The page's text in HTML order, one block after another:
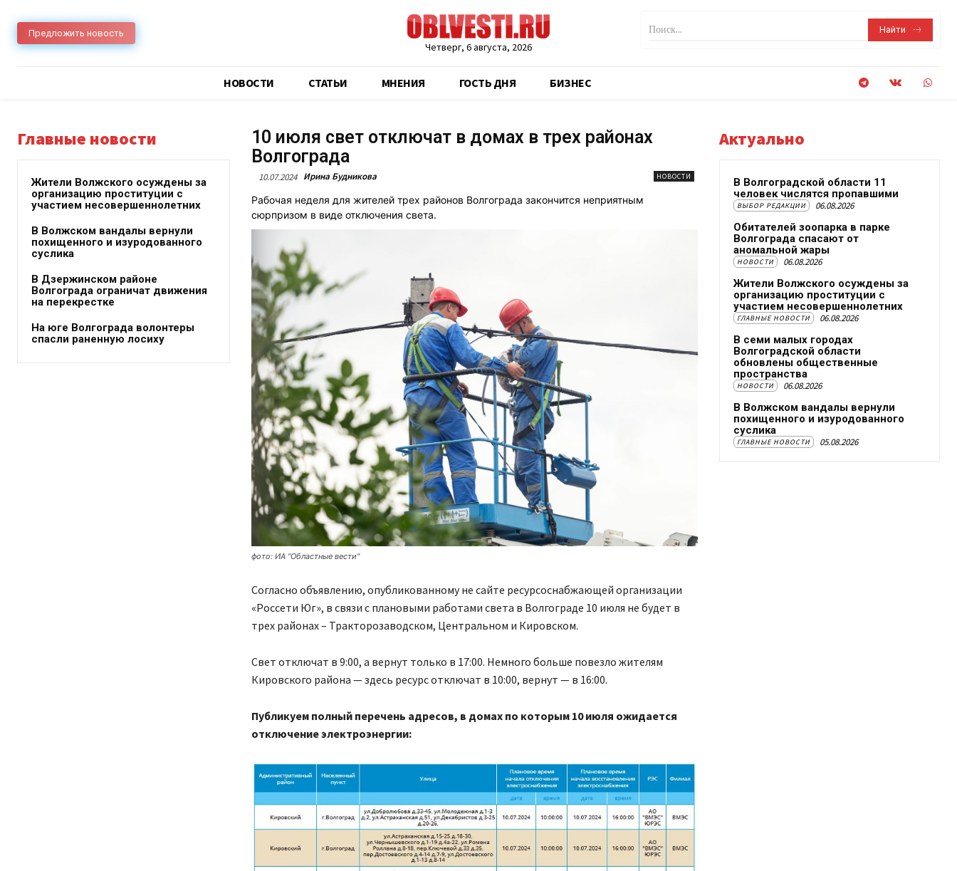
Предложить новость
Четверг, 6 августа, 2026
Поиск... Найти
НОВОСТИ CТАТЬИ МНЕНИЯ ГОСТЬ ДНЯ БИЗНЕС
Главные новости
Жители Волжского осуждены за
организацию проституции с
участием несовершеннолетних
В Волжском вандалы вернули
похищенного и изуродованного
суслика
В Дзержинском районе
Волгограда ограничат движения
на перекрестке
На юге Волгограда волонтеры
спасли раненную лосиху
10 июля свет отключат в домах в трех районах
Волгограда
10.07.2024 Ирина Будникова НОВОСТИ
Рабочая неделя для жителей трех районов Волгограда закончится неприятным
сюрпризом в виде отключения света.
фото: ИА "Областные вести"
Согласно объявлению, опубликованному не сайте ресурсоснабжающей организации
«Россети Юг», в связи с плановыми работами света в Волгограде 10 июля не будет в
трех районах – Тракторозаводском, Центральном и Кировском.
Свет отключат в 9:00, а вернут только в 17:00. Немного больше повезло жителям
Кировского района — здесь ресурс отключат в 10:00, вернут — в 16:00.
Публикуем полный перечень адресов, в домах по которым 10 июля ожидается
отключение электроэнергии:
Актуально
В Волгоградской области 11
человек числятся пропавшими
ВЫБОР РЕДАКЦИИ 06.08.2026
Обитателей зоопарка в парке
Волгограда спасают от
аномальной жары
НОВОСТИ 06.08.2026
Жители Волжского осуждены за
организацию проституции с
участием несовершеннолетних
ГЛАВНЫЕ НОВОСТИ 06.08.2026
В семи малых городах
Волгоградской области
обновлены общественные
пространства
НОВОСТИ 06.08.2026
В Волжском вандалы вернули
похищенного и изуродованного
суслика
ГЛАВНЫЕ НОВОСТИ 05.08.2026